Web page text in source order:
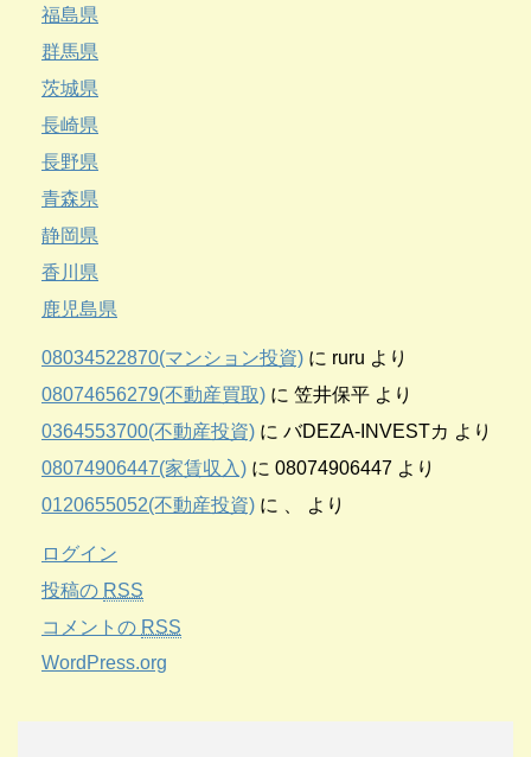
福島県
群馬県
茨城県
長崎県
長野県
青森県
静岡県
香川県
鹿児島県
08034522870(マンション投資) に ruru より
08074656279(不動産買取) に 笠井保平 より
0364553700(不動産投資) に バDEZA-INVESTカ より
08074906447(家賃収入) に 08074906447 より
0120655052(不動産投資) に より
ログイン
投稿の RSS
コメントの RSS
WordPress.org